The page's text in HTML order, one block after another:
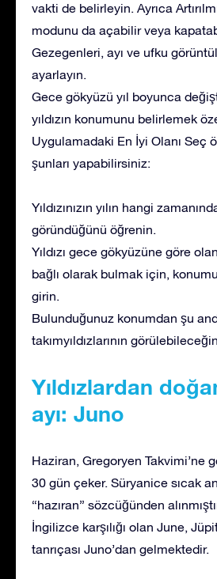
vakti de belirleyin. Ayrıca
modunu da açabilir veya
Gezegenleri, ayı ve ufku
ayarlayın.
Gece gökyüzü yıl boyunca
yıldızın konumunu belirlemek
Uygulamadaki En İyi Olanı Seç
şunları yapabilirsiniz:
Yıldızınızın yılın hangi
göründüğünü öğrenin.
Yıldızı gece gökyüzüne göre
bağlı olarak bulmak için,
girin.
Bulunduğunuz konumdan şu
takımyıldızlarının
Yıldızlardan
ayı: Juno
Haziran, Gregoryen Takvimi’ne
30 gün çeker. Süryanice sıcak
“hazıran” sözcüğünden
İngilizce karşılığı olan June,
tanrıçası Juno’dan gelmektedir.